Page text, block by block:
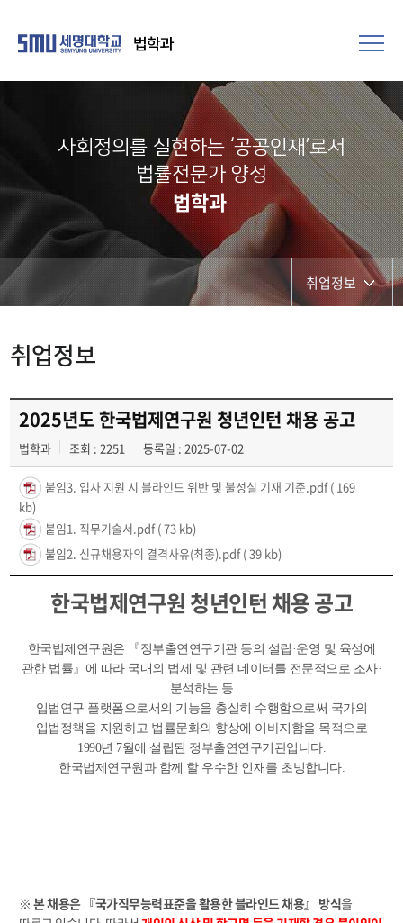
법학과
사회정의를 실현하는 ‘공공인재’로서
법률전문가 양성​
법학과
취업정보
학과사진첩
동아리
교우소식
취업정보
2025년도 한국법제연구원 청년인턴 채용 공고
법학과 조회 : 2251 등록일 : 2025-07-02
붙임3. 입사 지원 시 블라인드 위반 및 불성실 기재 기준.pdf( 169
kb)
붙임1. 직무기술서.pdf( 73 kb)
붙임2. 신규채용자의 결격사유(최종).pdf( 39 kb)
한국법제연구원 청년인턴 채용 공고
한국법제연구원은 『정부출연연구기관 등의 설립·운영 및 육성에
관한 법률』에 따라 국내외 법제 및 관련 데이터를 전문적으로 조사·
분석하는 등
입법연구 플랫폼으로서의 기능을 충실히 수행함으로써 국가의
입법정책을 지원하고 법률문화의 향상에 이바지함을 목적으로
1990년 7월에 설립된 정부출연연구기관입니다.
한국법제연구원과 함께 할 우수한 인재를 초빙합니다.
※본 채용은 『국가직무능력표준을 활용한 블라인드 채용』 방식을